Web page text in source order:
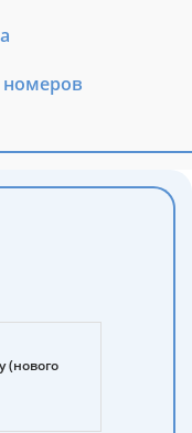
номеров
(нового